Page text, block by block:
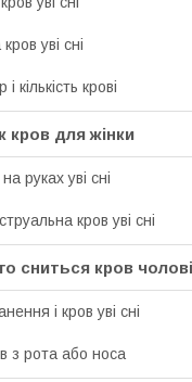
уві сні
і кількість крові
кров для жінки
руках уві сні
кров уві сні
сниться кров
і кров уві сні
з рота або носа